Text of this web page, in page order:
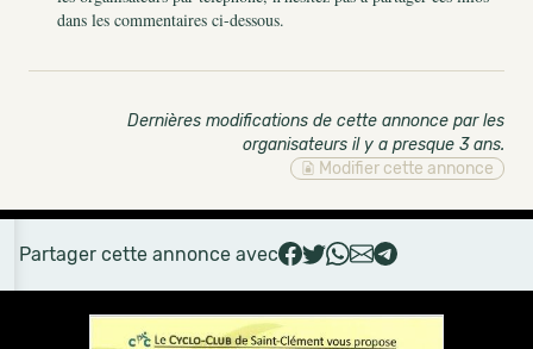
dans les commentaires ci-dessous.
Dernières modifications de cette annonce par les
organisateurs il y a presque 3 ans.
Modifier cette annonce
Partager cette annonce avec